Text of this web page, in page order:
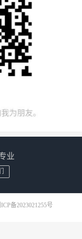
业
备2023021255号